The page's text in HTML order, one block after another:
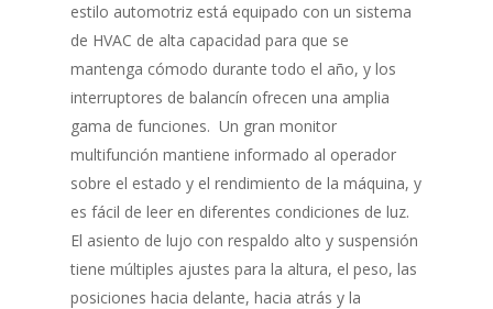
estilo automotriz está equipado con un sistema
de HVAC de alta capacidad para que se
mantenga cómodo durante todo el año, y los
interruptores de balancín ofrecen una amplia
gama de funciones. Un gran monitor
multifunción mantiene informado al operador
sobre el estado y el rendimiento de la máquina, y
es fácil de leer en diferentes condiciones de luz.
El asiento de lujo con respaldo alto y suspensión
tiene múltiples ajustes para la altura, el peso, las
posiciones hacia delante, hacia atrás y la